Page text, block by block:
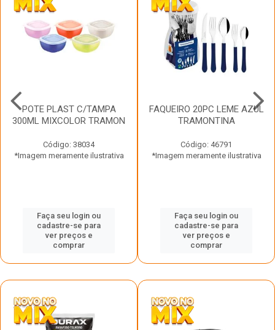
POTE PLAST C/TAMPA
300ML MIXCOLOR TRAMON
Código: 38034
*Imagem meramente ilustrativa
Faça seu login ou
cadastre-se para
ver preços e
comprar
FAQUEIRO 20PC LEME AZUL
TRAMONTINA
Código: 46791
*Imagem meramente ilustrativa
Faça seu login ou
cadastre-se para
ver preços e
comprar